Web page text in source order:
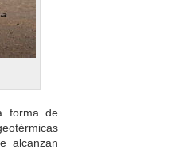
forma de
alcanzan